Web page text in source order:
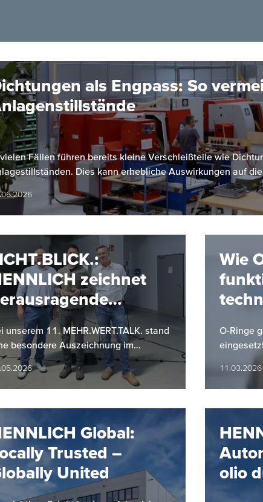
als Engpass: So
Fällen führen bereits kleine Verschleißteile wie
Dies kann erhebliche Auswirkungen auf
zeichnet
Projekte aus
unserem 11. MEHR.WERT.TALK. stand
besondere Auszeichnung im
Zum ersten Mal wurde im
von LICHT.BLICK. eines von drei…
Wie
O-Ringe
11.03.2026
Global:
Trusted –
United
olio